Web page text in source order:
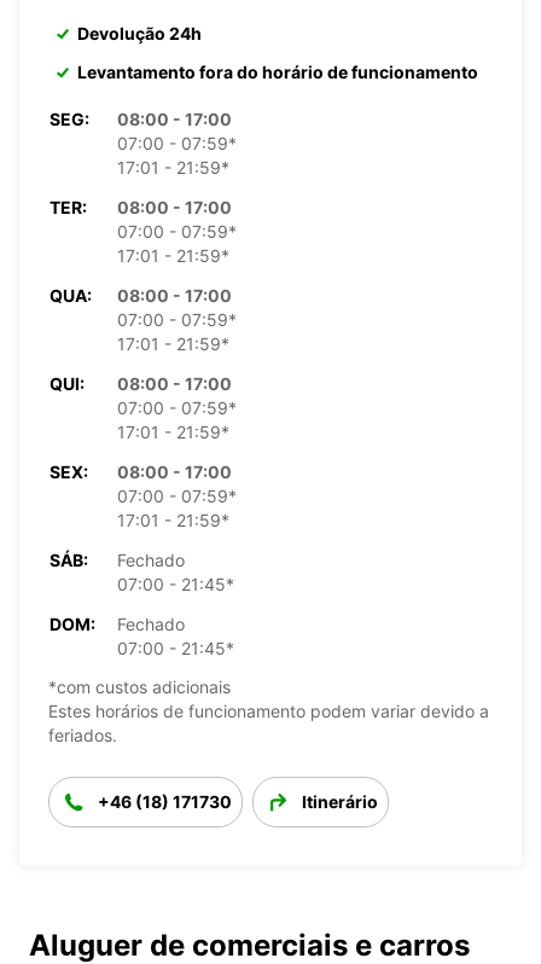
Devolução 24h
Levantamento fora do horário de funcionamento
SEG:
08:00 - 17:00
07:00 - 07:59*
17:01 - 21:59*
TER:
08:00 - 17:00
07:00 - 07:59*
17:01 - 21:59*
QUA:
08:00 - 17:00
07:00 - 07:59*
17:01 - 21:59*
QUI:
08:00 - 17:00
07:00 - 07:59*
17:01 - 21:59*
SEX:
08:00 - 17:00
07:00 - 07:59*
17:01 - 21:59*
SÁB:
Fechado
07:00 - 21:45*
DOM:
Fechado
07:00 - 21:45*
*com custos adicionais
Estes horários de funcionamento podem variar devido a
feriados.
+46 (18) 171730 Itinerário
Aluguer de comerciais e carros